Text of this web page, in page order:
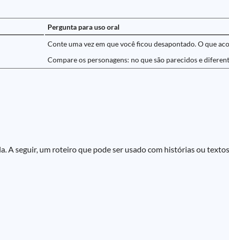
Pergunta para uso oral
Conte uma vez em que você ficou desapontado. O que
Compare os personagens: no que são parecidos e
A seguir, um roteiro que pode ser usado com histórias ou